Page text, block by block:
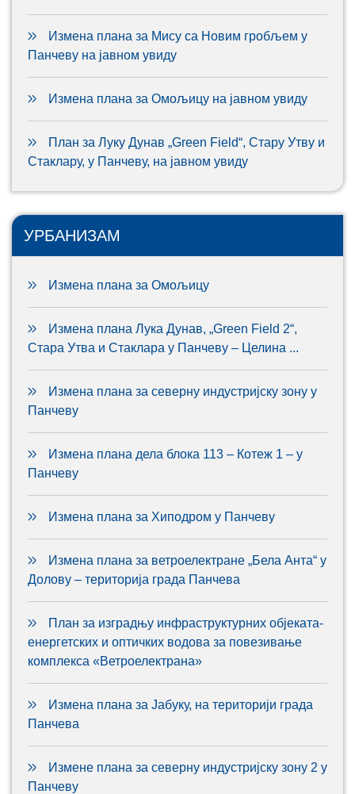
Измена плана за Мису са Новим гробљем у
Панчеву на јавном увиду
Измена плана за Омољицу на јавном увиду
План за Луку Дунав „Green Field“, Стару Утву и
Стаклару, у Панчеву, на јавном увиду
УРБАНИЗАМ
Измена плана за Омољицу
Измена плана Лука Дунав, „Green Field 2“,
Стара Утва и Стаклара у Панчеву – Целина ...
Измена плана за северну индустријску зону у
Панчеву
Измена плана дела блока 113 – Котеж 1 – у
Панчеву
Измена плана за Хиподром у Панчеву
Измена плана за ветроелектране „Бела Анта“ у
Долову – територија града Панчева
План за изградњу инфраструктурних објеката-
енергетских и оптичких водова за повезивање
комплекса «Ветроелектрана»
Измена плана за Јабуку, на територији града
Панчева
Измене плана за северну индустријску зону 2 у
Панчеву